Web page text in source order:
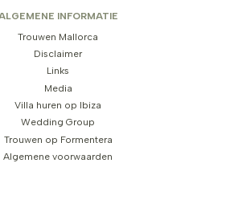
INFORMATIE
Trouwen Mallorca
Disclaimer
Links
Media
Villa huren op Ibiza
Wedding Group
Trouwen op Formentera
Algemene voorwaarden